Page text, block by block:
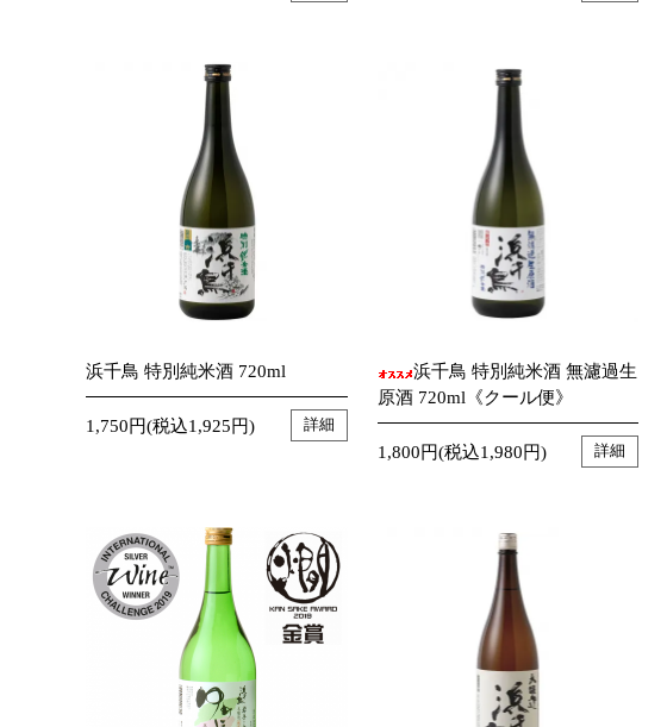
浜千鳥 特別純米酒 720ml
1,750円(税込1,925円) 詳細
浜千鳥 特別純米酒 無濾過生
原酒 720ml《クール便》
1,800円(税込1,980円) 詳細